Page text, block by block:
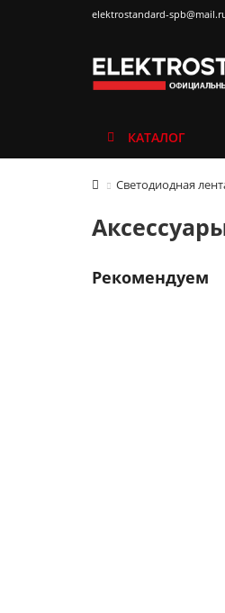
elektrostandard-
КАТАЛОГ
Светодиодная
Рекомендуем